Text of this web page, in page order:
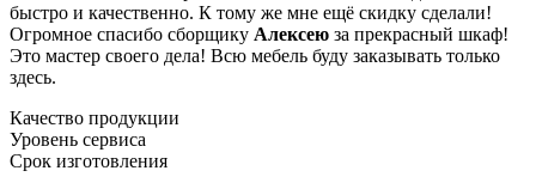
быстро и качественно. К тому же мне ещё скидку сделали!
Огромное спасибо сборщику Алексею за прекрасный шкаф!
Это мастер своего дела! Всю мебель буду заказывать только
здесь.
Качество продукции
Уровень сервиса
Срок изготовления